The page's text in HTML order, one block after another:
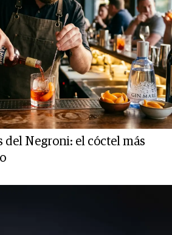
del Negroni: el cóctel más